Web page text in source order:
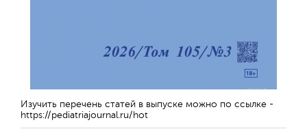
Изучить перечень статей в выпуске можно по ссылке -
https://pediatriajournal.ru/hot